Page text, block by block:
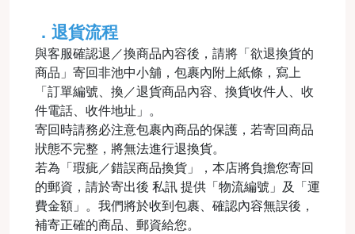
．退貨流程
與客服確認退／換商品內容後，請將「欲退換貨的
商品」寄回非池中小舖，包裹內附上紙條，寫上
「訂單編號、換／退貨商品內容、換貨收件人、收
件電話、收件地址」。
寄回時請務必注意包裹內商品的保護，若寄回商品
狀態不完整，將無法進行退換貨。
若為「瑕疵／錯誤商品換貨」，本店將負擔您寄回
的郵資，請於寄出後 私訊 提供「物流編號」及「運
費金額」。我們將於收到包裹、確認內容無誤後，
補寄正確的商品、郵資給您。